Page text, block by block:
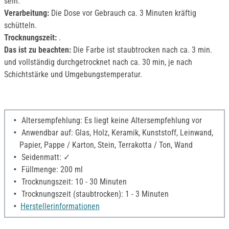
Verarbeitung: Die Dose vor Gebrauch ca. 3 Minuten kräftig
schütteln.
Trocknungszeit: .
Das ist zu beachten: Die Farbe ist staubtrocken nach ca. 3 min.
und vollständig durchgetrocknet nach ca. 30 min, je nach
Schichtstärke und Umgebungstemperatur.
Altersempfehlung: Es liegt keine Altersempfehlung vor
Anwendbar auf: Glas, Holz, Keramik, Kunststoff, Leinwand,
Papier, Pappe / Karton, Stein, Terrakotta / Ton, Wand
Seidenmatt: ✓
Füllmenge: 200 ml
Trocknungszeit: 10 - 30 Minuten
Trocknungszeit (staubtrocken): 1 - 3 Minuten
Herstellerinformationen